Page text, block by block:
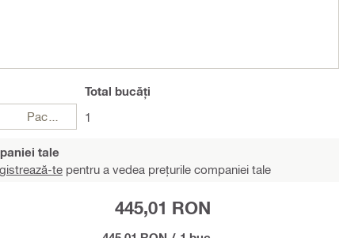
Total bucăți
1
tale
te pentru a vedea prețurile companiei tale
445,01 RON